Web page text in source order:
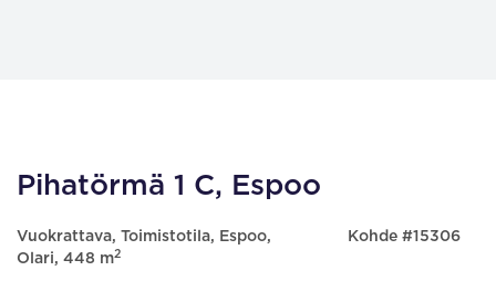
Pihatörmä 1 C, Espoo
Vuokrattava, Toimistotila, Espoo,
Olari, 448 m2
Kohde #15306